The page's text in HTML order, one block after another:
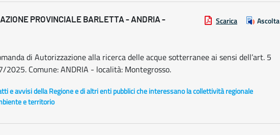
PROVINCIALE BARLETTA - ANDRIA -
Scarica Ascolta
di Autorizzazione alla ricerca delle acque sotterranee ai sensi dell’art. 5
2025. Comune: ANDRIA - località: Montegrosso.
e avvisi della Regione e di altri enti pubblici che interessano la collettività regionale
e territorio